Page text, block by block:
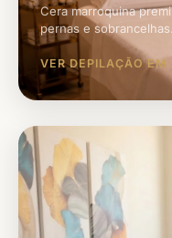
Cera marroquina
pernas e sobrancelhas.
VER DEPILAÇÃO EM